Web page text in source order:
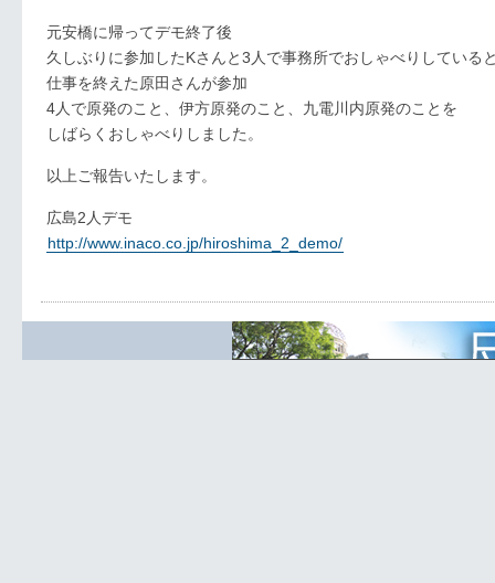
元安橋に帰ってデモ終了後
久しぶりに参加したKさんと3人で事務所でおしゃべりしている
仕事を終えた原田さんが参加
4人で原発のこと、伊方原発のこと、九電川内原発のことを
しばらくおしゃべりしました。
以上ご報告いたします。
広島2人デモ
http://www.inaco.co.jp/hiroshima_2_demo/